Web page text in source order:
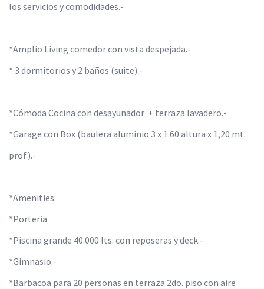
los servicios y comodidades.-
*Amplio Living comedor con vista despejada.-
* 3 dormitorios y 2 baños (suite).-
*Cómoda Cocina con desayunador + terraza lavadero.-
*Garage con Box (baulera aluminio 3 x 1.60 altura x 1,20 mt.
prof.).-
*Amenities:
*Porteria
*Piscina grande 40.000 lts. con reposeras y deck.-
*Gimnasio.-
*Barbacoa para 20 personas en terraza 2do. piso con aire